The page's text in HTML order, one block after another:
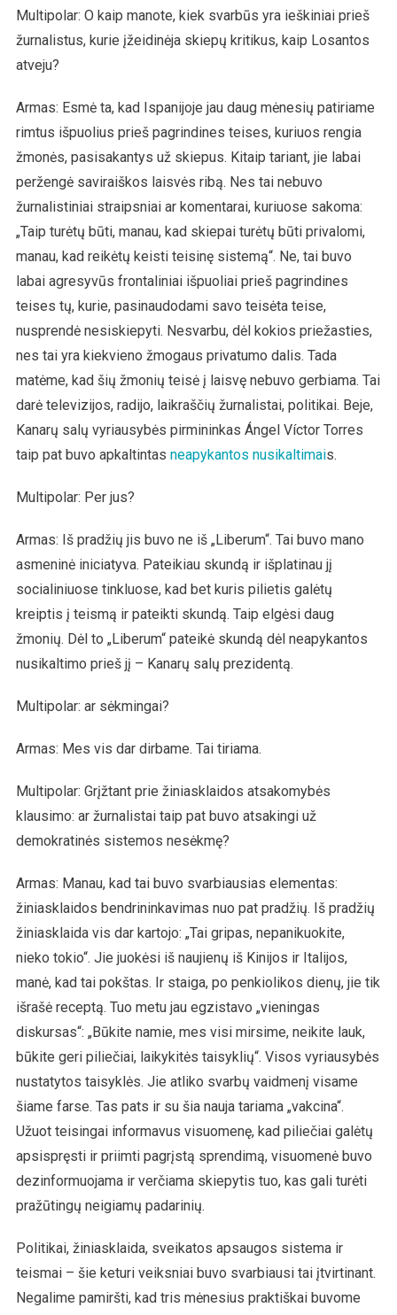
Multipolar: O kaip manote, kiek svarbūs yra ieškiniai prieš
žurnalistus, kurie įžeidinėja skiepų kritikus, kaip Losantos
atveju?
Armas: Esmė ta, kad Ispanijoje jau daug mėnesių patiriame
rimtus išpuolius prieš pagrindines teises, kuriuos rengia
žmonės, pasisakantys už skiepus. Kitaip tariant, jie labai
peržengė saviraiškos laisvės ribą. Nes tai nebuvo
žurnalistiniai straipsniai ar komentarai, kuriuose sakoma:
„Taip turėtų būti, manau, kad skiepai turėtų būti privalomi,
manau, kad reikėtų keisti teisinę sistemą“. Ne, tai buvo
labai agresyvūs frontaliniai išpuoliai prieš pagrindines
teises tų, kurie, pasinaudodami savo teisėta teise,
nusprendė nesiskiepyti. Nesvarbu, dėl kokios priežasties,
nes tai yra kiekvieno žmogaus privatumo dalis. Tada
matėme, kad šių žmonių teisė į laisvę nebuvo gerbiama. Tai
darė televizijos, radijo, laikraščių žurnalistai, politikai. Beje,
Kanarų salų vyriausybės pirmininkas Ángel Víctor Torres
taip pat buvo apkaltintas neapykantos nusikaltimais.
Multipolar: Per jus?
Armas: Iš pradžių jis buvo ne iš „Liberum“. Tai buvo mano
asmeninė iniciatyva. Pateikiau skundą ir išplatinau jį
socialiniuose tinkluose, kad bet kuris pilietis galėtų
kreiptis į teismą ir pateikti skundą. Taip elgėsi daug
žmonių. Dėl to „Liberum“ pateikė skundą dėl neapykantos
nusikaltimo prieš jį – Kanarų salų prezidentą.
Multipolar: ar sėkmingai?
Armas: Mes vis dar dirbame. Tai tiriama.
Multipolar: Grįžtant prie žiniasklaidos atsakomybės
klausimo: ar žurnalistai taip pat buvo atsakingi už
demokratinės sistemos nesėkmę?
Armas: Manau, kad tai buvo svarbiausias elementas:
žiniasklaidos bendrininkavimas nuo pat pradžių. Iš pradžių
žiniasklaida vis dar kartojo: „Tai gripas, nepanikuokite,
nieko tokio“. Jie juokėsi iš naujienų iš Kinijos ir Italijos,
manė, kad tai pokštas. Ir staiga, po penkiolikos dienų, jie tik
išrašė receptą. Tuo metu jau egzistavo „vieningas
diskursas“: „Būkite namie, mes visi mirsime, neikite lauk,
būkite geri piliečiai, laikykitės taisyklių“. Visos vyriausybės
nustatytos taisyklės. Jie atliko svarbų vaidmenį visame
šiame farse. Tas pats ir su šia nauja tariama „vakcina“.
Užuot teisingai informavus visuomenę, kad piliečiai galėtų
apsispręsti ir priimti pagrįstą sprendimą, visuomenė buvo
dezinformuojama ir verčiama skiepytis tuo, kas gali turėti
pražūtingų neigiamų padarinių.
Politikai, žiniasklaida, sveikatos apsaugos sistema ir
teismai – šie keturi veiksniai buvo svarbiausi tai įtvirtinant.
Negalime pamiršti, kad tris mėnesius praktiškai buvome